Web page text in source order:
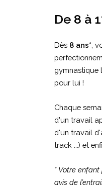
De 8 à
Dès 8 ans* ,
gymnastique
pour lui !
Chaque
d'un travail
d'un travail
track ...) et
* Votre
avis de